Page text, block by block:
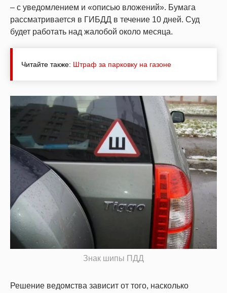
– с уведомлением и «описью вложений». Бумага
рассматривается в ГИБДД в течение 10 дней. Суд
будет работать над жалобой около месяца.
Читайте также: Штраф за парковку на газоне
Знак шипы ПДД
Решение ведомства зависит от того, насколько